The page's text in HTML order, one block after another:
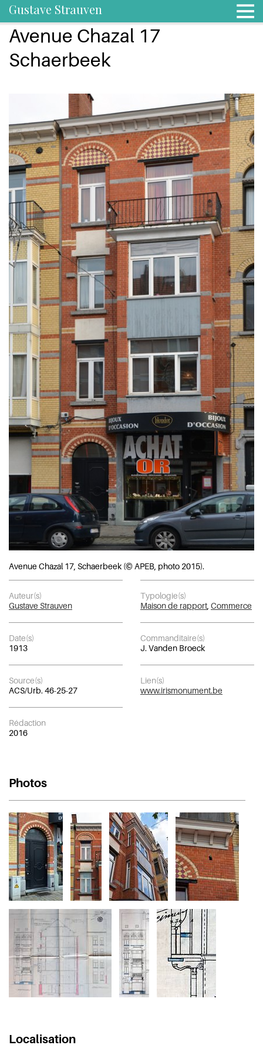
Gustave Strauven
Avenue Chazal 17
Schaerbeek
Avenue Chazal 17, Schaerbeek (© APEB, photo 2015).
Auteur(s)
Gustave Strauven
Typologie(s)
Maison de rapport Commerce
Date(s)
1913
Commanditaire(s)
J. Vanden Broeck
Source(s)
ACS/Urb. 46-25-27
Lien(s)
www.irismonument.be
Rédaction
2016
Photos
Localisation